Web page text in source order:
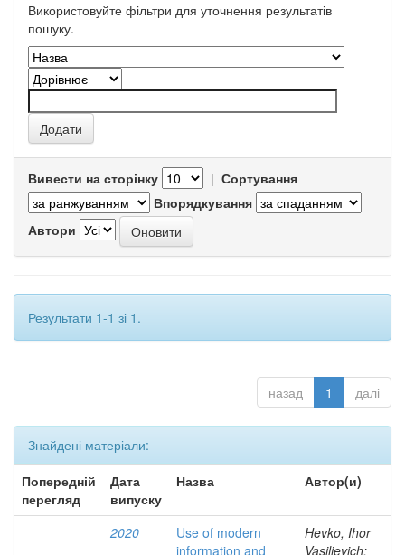
Використовуйте фільтри для уточнення результатів
пошуку.
Вивести на сторінку | Сортування
Впорядкування
Автори
Результати 1-1 зі 1.
назад 1 далі
Знайдені матеріали:
Попередній
перегляд
Дата
випуску
Назва Автор(и)
2020
Use of modern
information and
Hevko, Ihor
Vasilievich;